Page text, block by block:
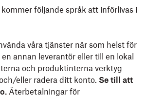
följande språk att införlivas i
våra tjänster när som helst för
annan leverantör eller till en lokal
och produktinterna verktyg
eller radera ditt konto. Se till att
Återbetalningar för